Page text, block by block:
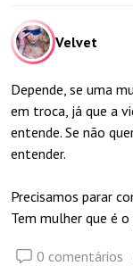
Velvet
Depende, se uma
em troca, já que a
entende. Se não
entender.
Precisamos parar
Tem mulher que é
0 comentários